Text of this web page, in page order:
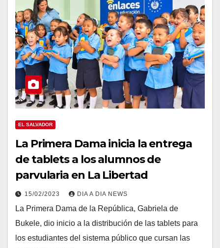
EL SALVADOR
La Primera Dama inicia la entrega
de tablets a los alumnos de
parvularia en La Libertad
15/02/2023 DIA A DIA NEWS
La Primera Dama de la República, Gabriela de
Bukele, dio inicio a la distribución de las tablets para
los estudiantes del sistema público que cursan las